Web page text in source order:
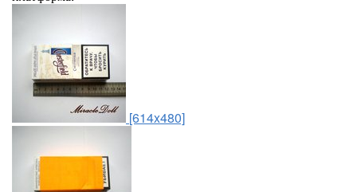
[614x480]